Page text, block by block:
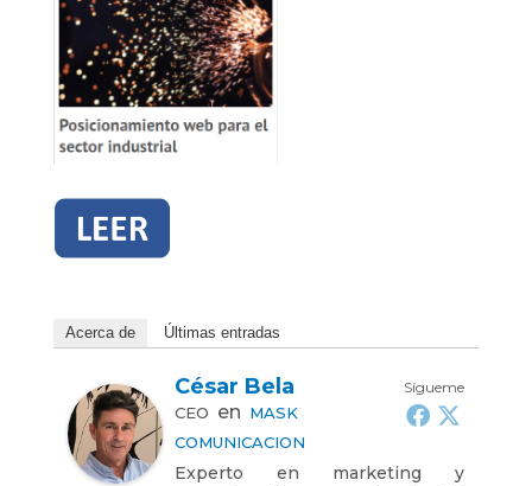
Acerca de Últimas entradas
Sígueme
César Bela
CEO en MASK
COMUNICACION
Experto en marketing y